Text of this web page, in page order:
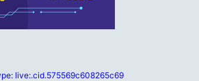
live:.cid.575569c608265c69